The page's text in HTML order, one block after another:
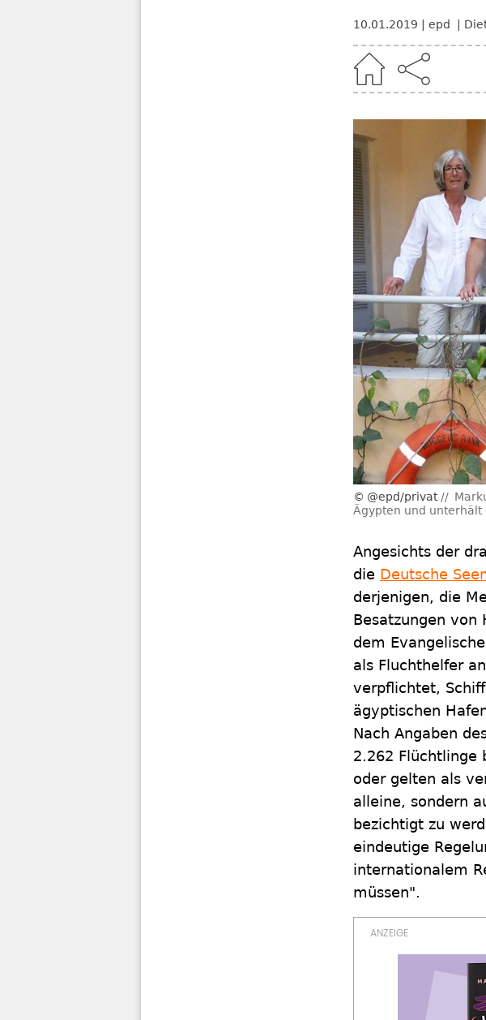
10.01.2019 epd
@epd/privat
Ägypten und unterhält
Angesichts der
die Deutsche
derjenigen, die
Besatzungen von
dem
als Fluchthelfer
verpflichtet,
ägyptischen
Nach Angaben
2.262 Flüchtlinge
oder gelten als
alleine, sondern
bezichtigt zu
eindeutige
internationalem
müssen".